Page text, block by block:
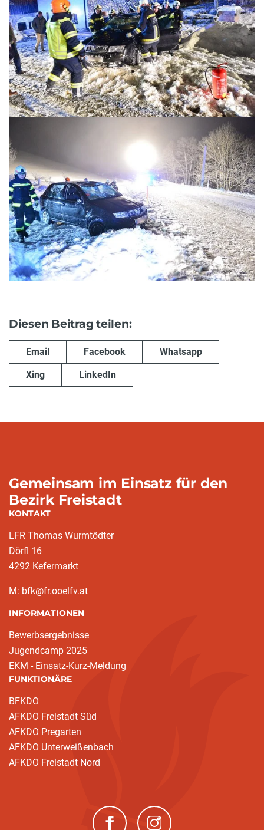
Diesen Beitrag teilen:
Email Facebook Whatsapp
Xing LinkedIn
Gemeinsam im Einsatz für den
Bezirk Freistadt
KONTAKT
LFR Thomas Wurmtödter
Dörfl 16
4292 Kefermarkt
M: bfk@fr.ooelfv.at
INFORMATIONEN
Bewerbsergebnisse
Jugendcamp 2025
EKM - Einsatz-Kurz-Meldung
FUNKTIONÄRE
BFKDO
AFKDO Freistadt Süd
AFKDO Pregarten
AFKDO Unterweißenbach
AFKDO Freistadt Nord